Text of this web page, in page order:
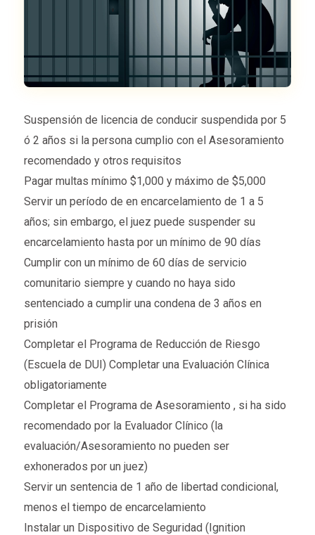
Suspensión de licencia de conducir suspendida por 5
ó 2 años si la persona cumplio con el Asesoramiento
recomendado y otros requisitos
Pagar multas mínimo $1,000 y máximo de $5,000
Servir un período de en encarcelamiento de 1 a 5
años; sin embargo, el juez puede suspender su
encarcelamiento hasta por un mínimo de 90 días
Cumplir con un mínimo de 60 días de servicio
comunitario siempre y cuando no haya sido
sentenciado a cumplir una condena de 3 años en
prisión
Completar el Programa de Reducción de Riesgo
(Escuela de DUI) Completar una Evaluación Clínica
obligatoriamente
Completar el Programa de Asesoramiento , si ha sido
recomendado por la Evaluador Clínico (la
evaluación/Asesoramiento no pueden ser
exhonerados por un juez)
Servir un sentencia de 1 año de libertad condicional,
menos el tiempo de encarcelamiento
Instalar un Dispositivo de Seguridad (Ignition